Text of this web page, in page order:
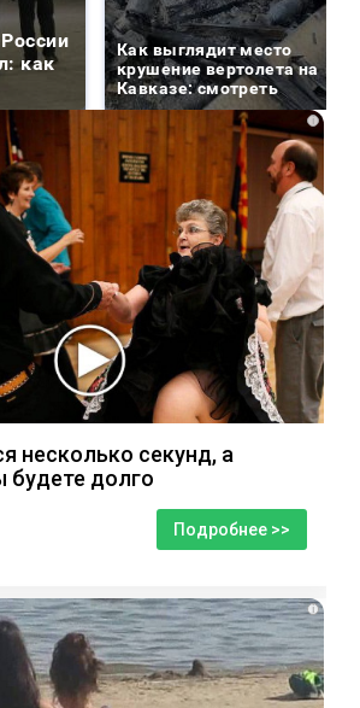
как
Как выглядит место
крушение вертолета на
Кавказе: смотреть
i
несколько секунд, а
будете долго
Подробнее >>
i